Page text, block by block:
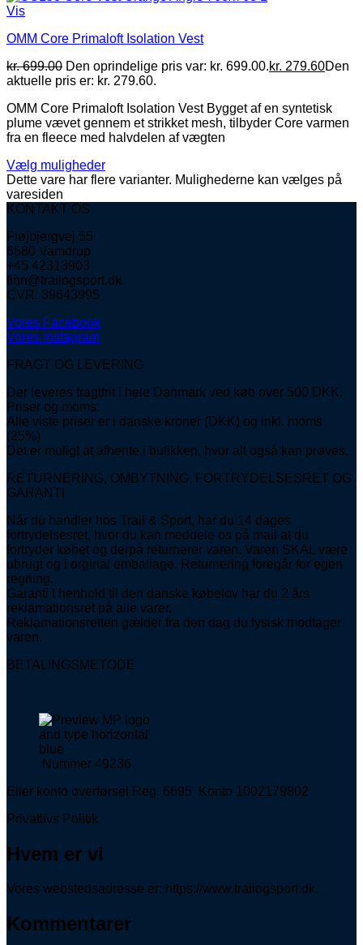
Vis
OMM Core Primaloft Isolation Vest
kr.699.00 Den oprindelige pris var: kr. 699.00.kr. 279.60Den
aktuelle pris er: kr. 279.60.
OMM Core Primaloft Isolation Vest Bygget af en syntetisk
plume vævet gennem et strikket mesh, tilbyder Core varmen
fra en fleece med halvdelen af vægten
Vælg muligheder
Dette vare har flere varianter. Mulighederne kan vælges på
varesiden
KONTAKT OS
Fløjbjergvej 55
6580 Vamdrup
+45 42313903
finn@trailogsport.dk
CVR: 39643995
Vores Facebook
Vores Instagram
FRAGT OG LEVERING
Der leveres fragtfrit i hele Danmark ved køb over 500 DKK.
Priser og moms:
Alle viste priser er i danske kroner (DKK) og inkl. moms
(25%)
Det er muligt at afhente i butikken, hvor alt også kan prøves.
RETURNERING, OMBYTNING, FORTRYDELSESRET OG
GARANTI
Når du handler hos Trail & Sport, har du 14 dages
fortrydelsesret, hvor du kan meddele os på mail at du
fortryder købet og derpå returnerer varen. Varen SKAL være
ubrugt og i orginal emballage. Returnering foregår for egen
regning.
Garanti I henhold til den danske købelov har du 2 års
reklamationsret på alle varer.
Reklamationsretten gælder fra den dag du fysisk modtager
varen.
BETALINGSMETODE
Nummer 49236
Eller konto overførsel Reg. 6695 Konto 1002179802
Privatlivs Politik
Hvem er vi
Vores webstedsadresse er: https://www.trailogsport.dk.
Kommentarer